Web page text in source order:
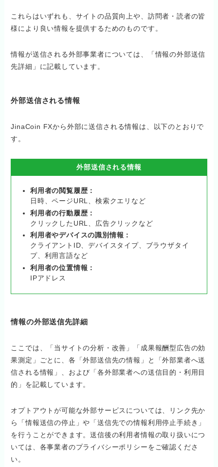
これらはいずれも、サイトの品質向上や、訪問者・読者の皆
様により良い情報を提供するためのものです。
情報が送信される外部事業者については、「情報の外部送信
先詳細」に記載しています。
外部送信される情報
JinaCoin FXから外部に送信される情報は、以下のとおりで
す。
外部送信される情報
利用者の閲覧履歴：
日時、ページURL、検索クエリなど
利用者の行動履歴：
クリックしたURL、広告クリックなど
利用者やデバイスの識別情報：
クライアントID、デバイスタイプ、ブラウザタイ
プ、利用言語など
利用者の位置情報：
IPアドレス
情報の外部送信先詳細
ここでは、「当サイトの分析・改善」「成果報酬型広告の効
果測定」ごとに、各「外部送信先の情報」と「外部業者へ送
信される情報」、および「各外部業者への送信目的・利用目
的」を記載しています。
オプトアウトが可能な外部サービスについては、リンク先か
ら「情報送信の停止」や「送信先での情報利用停止手続き」
を行うことができます。送信後の利用者情報の取り扱いにつ
いては、各事業者のプライバシーポリシーをご確認くださ
い。